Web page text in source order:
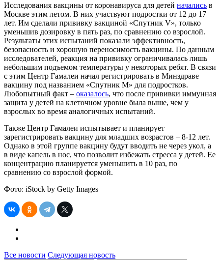
Исследования вакцины от коронавируса для детей начались в
Москве этим летом. В них участвуют подростки от 12 до 17
лет. Им сделали прививку вакциной «Спутник V», только
уменьшив дозировку в пять раз, по сравнению со взрослой.
Результаты этих испытаний показали эффективность,
безопасность и хорошую переносимость вакцины. По данным
исследователей, реакция на прививку ограничивалась лишь
небольшим подъемом температуры у некоторых ребят. В связи
с этим Центр Гамалеи начал регистрировать в Минздраве
вакцину под названием «Спутник М» для подростков.
Любопытный факт – оказалось, что после прививки иммунная
защита у детей на клеточном уровне была выше, чем у
взрослых во время аналогичных испытаний.
Также Центр Гамалеи испытывает и планирует
зарегистрировать вакцину для младших возрастов – 8-12 лет.
Однако в этой группе вакцину будут вводить не через укол, а
в виде капель в нос, что позволит избежать стресса у детей. Ее
концентрацию планируется уменьшить в 10 раз, по
сравнению со взрослой формой.
Фото: iStock by Getty Images
Все новости Следующая новость